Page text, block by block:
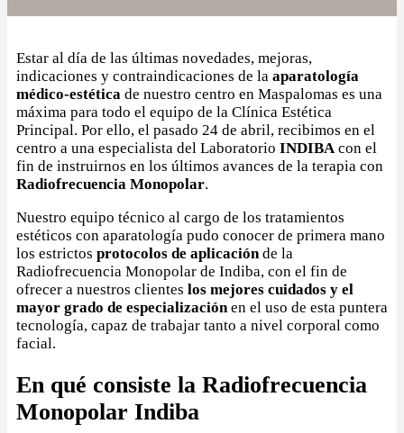
Estar al día de las últimas novedades, mejoras,
indicaciones y contraindicaciones de la aparatología
médico-estética de nuestro centro en Maspalomas es una
máxima para todo el equipo de la Clínica Estética
Principal. Por ello, el pasado 24 de abril, recibimos en el
centro a una especialista del Laboratorio INDIBAcon el
fin de instruirnos en los últimos avances de la terapia con
Radiofrecuencia Monopolar.
Nuestro equipo técnico al cargo de los tratamientos
estéticos con aparatología pudo conocer de primera mano
los estrictos protocolos de aplicaciónde la
Radiofrecuencia Monopolar de Indiba, con el fin de
ofrecer a nuestros clientes los mejores cuidados y el
mayor grado de especializaciónen el uso de esta puntera
tecnología, capaz de trabajar tanto a nivel corporal como
facial.
En qué consiste la Radiofrecuencia
Monopolar Indiba